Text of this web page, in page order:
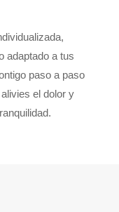
adaptado a tus
paso a paso
el dolor y